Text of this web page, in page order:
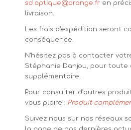
sd.optique@orange.fren
livraison.
Les frais d’expédition seront
conséquence.
N’hésitez pas à contacter
Stéphanie Danjou, pour toute
supplémentaire.
Pour consulter d’autres
vous plaire : Produit
Suivez nous sur nos réseaux